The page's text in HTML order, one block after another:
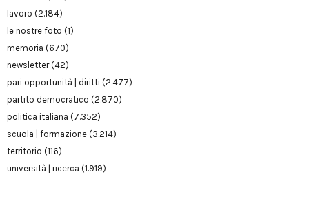
lavoro (2.184)
le nostre foto (1)
memoria (670)
newsletter(42)
pari opportunità | diritti (2.477)
partito democratico (2.870)
politica italiana (7.352)
scuola | formazione (3.214)
territorio (116)
università | ricerca (1.919)